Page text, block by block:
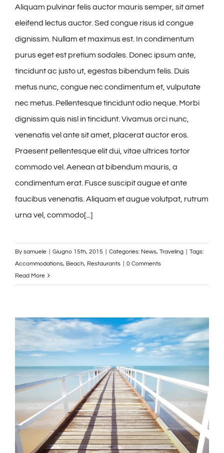
Aliquam pulvinar felis auctor mauris semper, sit amet
eleifend lectus auctor. Sed congue risus id congue
dignissim. Nullam et maximus est. In condimentum
purus eget est pretium sodales. Donec ipsum ante,
tincidunt ac justo ut, egestas bibendum felis. Duis
metus nunc, congue nec condimentum et, vulputate
nec metus. Pellentesque tincidunt odio neque. Morbi
dignissim quis nisl in tincidunt. Vivamus orci nunc,
venenatis vel ante sit amet, placerat auctor eros.
Praesent pellentesque elit dui, vitae ultrices tortor
commodo vel. Aenean at bibendum mauris, a
condimentum erat. Fusce suscipit augue et ante
faucibus venenatis. Aliquam et augue volutpat, rutrum
urna vel, commodo[...]
By samuele Giugno 15th, 2015 Categories: News, Traveling
Tags:
Accommodations, Beach, Restaurants
0 Comments
Read More